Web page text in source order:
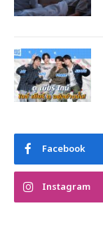
Facebook
Instagram